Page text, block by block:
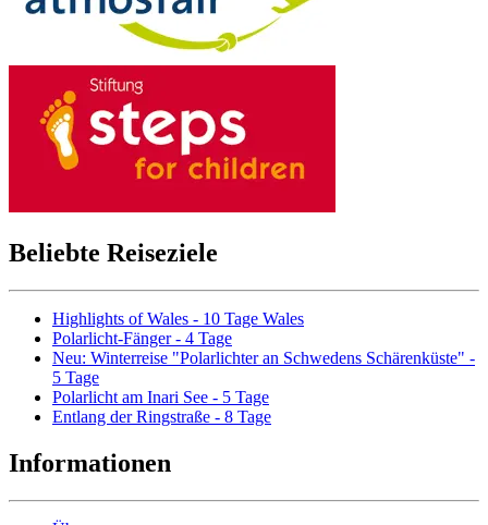
Beliebte Reiseziele
Highlights of Wales - 10 Tage Wales
Polarlicht-Fänger - 4 Tage
Neu: Winterreise "Polarlichter an Schwedens Schärenküste" -
5 Tage
Polarlicht am Inari See - 5 Tage
Entlang der Ringstraße - 8 Tage
Informationen